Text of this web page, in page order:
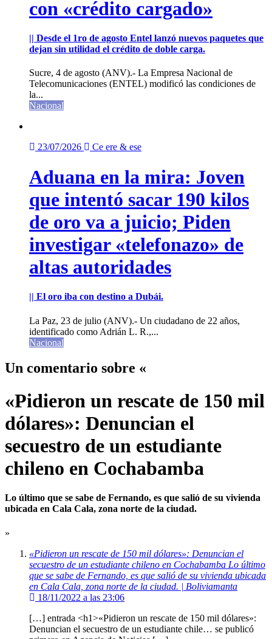
con «crédito cargado»
|| Desde el 1ro de agosto Entel lanzó nuevos paquetes que
dejan sin utilidad el crédito de doble carga.
Sucre, 4 de agosto (ANV).- La Empresa Nacional de
Telecomunicaciones (ENTEL) modificó las condiciones de
la...
Nacional
23/07/2026 Ce ere & ese
Aduana en la mira: Joven
que intentó sacar 190 kilos
de oro va a juicio; Piden
investigar «telefonazo» de
altas autoridades
|| El oro iba con destino a Dubái.
La Paz, 23 de julio (ANV).- Un ciudadano de 22 años,
identificado como Adrián L. R.,...
Nacional
Un comentario sobre «
«Pidieron un rescate de 150 mil
dólares»: Denuncian el
secuestro de un estudiante
chileno en Cochabamba
Lo último que se sabe de Fernando, es que salió de su vivienda
ubicada en Cala Cala, zona norte de la ciudad.
»
«Pidieron un rescate de 150 mil dólares»: Denuncian el
secuestro de un estudiante chileno en Cochabamba Lo último
que se sabe de Fernando, es que salió de su vivienda ubicada
en Cala Cala, zona norte de la ciudad. | Boliviamanta
18/11/2022 a las 23:06
[…] entrada <h1>«Pidieron un rescate de 150 mil dólares»:
Denuncian el secuestro de un estudiante chile… se publicó